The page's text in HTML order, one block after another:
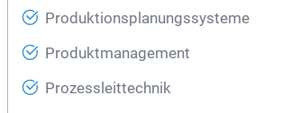
Produktionsplanungssysteme
Produktmanagement
Prozessleittechnik